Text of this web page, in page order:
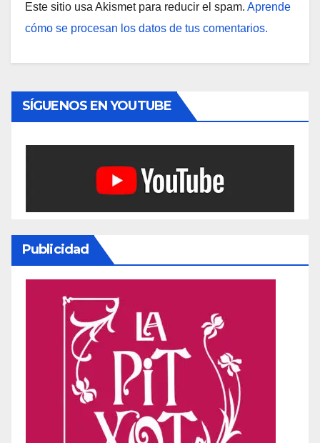
Este sitio usa Akismet para reducir el spam. Aprende
cómo se procesan los datos de tus comentarios.
SÍGUENOS EN YOUTUBE
Publicidad